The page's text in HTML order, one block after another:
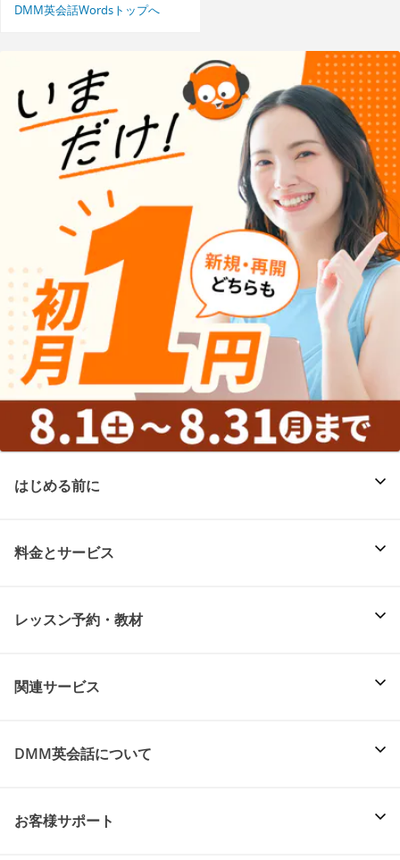
DMM英会話Wordsトップへ
はじめる前に
料金とサービス
レッスン予約・教材
関連サービス
DMM英会話について
お客様サポート